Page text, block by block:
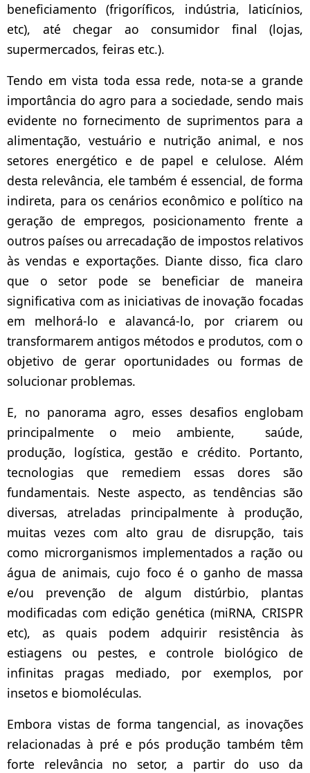
beneficiamento (frigoríficos, indústria, laticínios,
etc), até chegar ao consumidor final (lojas,
supermercados, feiras etc.).
Tendo em vista toda essa rede, nota-se a grande
importância do agro para a sociedade, sendo mais
evidente no fornecimento de suprimentos para a
alimentação, vestuário e nutrição animal, e nos
setores energético e de papel e celulose. Além
desta relevância, ele também é essencial, de forma
indireta, para os cenários econômico e político na
geração de empregos, posicionamento frente a
outros países ou arrecadação de impostos relativos
às vendas e exportações. Diante disso, fica claro
que o setor pode se beneficiar de maneira
significativa com as iniciativas de inovação focadas
em melhorá-lo e alavancá-lo, por criarem ou
transformarem antigos métodos e produtos, com o
objetivo de gerar oportunidades ou formas de
solucionar problemas.
E, no panorama agro, esses desafios englobam
principalmente o meio ambiente, saúde,
produção, logística, gestão e crédito. Portanto,
tecnologias que remediem essas dores são
fundamentais. Neste aspecto, as tendências são
diversas, atreladas principalmente à produção,
muitas vezes com alto grau de disrupção, tais
como microrganismos implementados a ração ou
água de animais, cujo foco é o ganho de massa
e/ou prevenção de algum distúrbio, plantas
modificadas com edição genética (miRNA, CRISPR
etc), as quais podem adquirir resistência às
estiagens ou pestes, e controle biológico de
infinitas pragas mediado, por exemplos, por
insetos e biomoléculas.
Embora vistas de forma tangencial, as inovações
relacionadas à pré e pós produção também têm
forte relevância no setor, a partir do uso da